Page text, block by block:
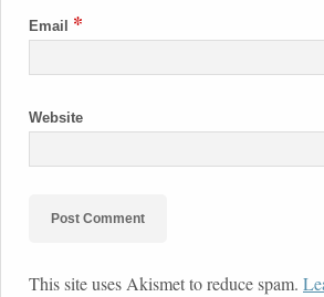
Email *
Website
This site uses Akismet to reduce spam.